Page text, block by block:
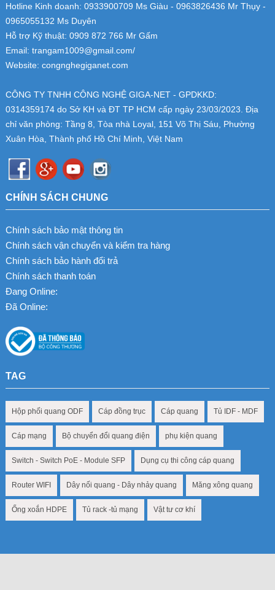
Hotline Kinh doanh: 0933900709 Ms Giàu - 0963826436 Mr Thụy -
0965055132 Ms Duyên
Hỗ trợ Kỹ thuật: 0909 872 766 Mr Gấm
Email: trangam1009@gmail.com/
Website: congnghegiganet.com
CÔNG TY TNHH CÔNG NGHỆ GIGA-NET - GPDKKD:
0314359174do Sở KH và ĐT TP HCM cấp ngày 23/03/2023. Địa
chỉ văn phòng: Tầng 8, Tòa nhà Loyal, 151 Võ Thị Sáu, Phường
Xuân Hòa, Thành phố Hồ Chí Minh, Việt Nam
CHÍNH SÁCH CHUNG
Chính sách bảo mật thông tin
Chính sách vận chuyển và kiểm tra hàng
Chính sách bảo hành đổi trả
Chính sách thanh toán
Đang Online:
Đã Online:
TAG
Hộp phối quang ODF Cáp đồng trục Cáp quang Tủ IDF - MDF
Cáp mạng Bộ chuyển đổi quang điện phụ kiện quang
Switch - Switch PoE - Module SFP Dụng cụ thi công cáp quang
Router WIFI Dây nối quang - Dây nhảy quang Măng xông quang
Ống xoắn HDPE Tủ rack -tủ mạng Vật tư cơ khí